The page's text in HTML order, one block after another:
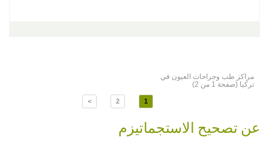
مراكز طب وجراحات العيون في
تركيا (صفحة 1 من 2)
1
2
>
عن تصحيح الاستجماتيزم